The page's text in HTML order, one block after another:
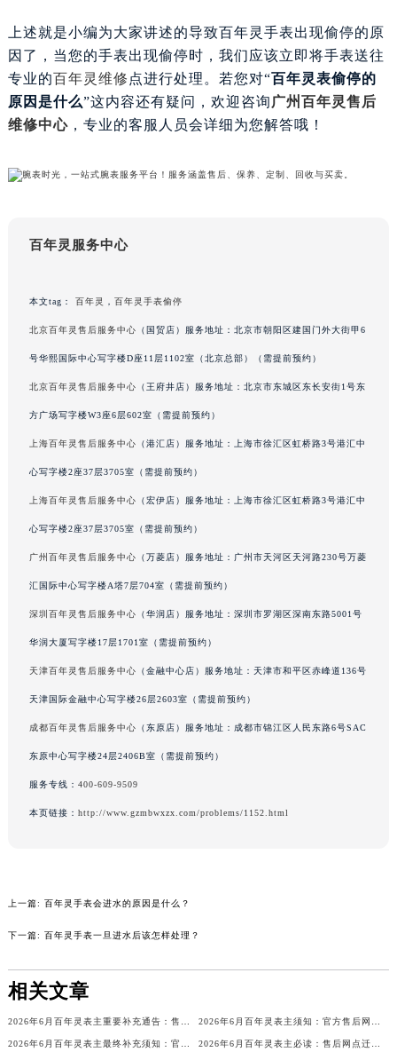
烟台市芝罘区胜利路139号万达金融中心A座907室（需提前预约）
长春市朝阳区西安大路727号中银大厦A座(旺进大厦)18层09室（需提前预约）
贵阳市南明区都司高架桥路33号亨特国际金融中心14楼14D（需提前预约）
昆明市盘龙区北京路928号同德昆明广场写字楼10层06室（需提前预约）
黑龙江省牡丹江市东安区太平路百年灵售后服务中心（需提前预约）
黑龙江省齐齐哈尔市龙沙区龙华路百年灵售后服务中心（需提前预约）
吉林省吉林市船营区河南街百年灵售后服务中心（需提前预约）
吉林省辽源市龙山区人民大街百年灵售后服务中心（需提前预约）
辽宁省鞍山市铁东区站前街百年灵售后服务中心（需提前预约）
辽宁省葫芦岛市连山区中央路百年灵售后服务中心（需提前预约）
辽宁省辽阳市白塔区新运大街百年灵售后服务中心（需提前预约）
辽宁省盘锦市兴隆台区石油大街百年灵售后服务中心（需提前预约）
上述就是小编为大家讲述的导致百年灵手表出现偷停的原
因了，当您的手表出现偷停时，我们应该立即将手表送往
专业的百年灵维修 点进行处理。若您对“百年灵表偷停的
原因是什么”这内容还有疑问，欢迎咨询 广州百年灵售后
维修中心，专业的客服人员会详细为您解答哦！
百年灵服务中心
本文tag： 百年灵 ， 百年灵手表偷停
北京百年灵售后服务中心 （国贸店）服务地址：北京市朝阳区建国门外大街甲6
号华熙国际中心写字楼D座11层1102室（北京总部）（需提前预约）
北京百年灵售后服务中心 （王府井店）服务地址：北京市东城区东长安街1号东
方广场写字楼W3座6层602室（需提前预约）
上海百年灵售后服务中心 （港汇店）服务地址：上海市徐汇区虹桥路3号港汇中
心写字楼2座37层3705室（需提前预约）
上海百年灵售后服务中心 （宏伊店）服务地址：上海市徐汇区虹桥路3号港汇中
心写字楼2座37层3705室（需提前预约）
广州百年灵售后服务中心 （万菱店）服务地址：广州市天河区天河路230号万菱
汇国际中心写字楼A塔7层704室（需提前预约）
深圳百年灵售后服务中心 （华润店）服务地址：深圳市罗湖区深南东路5001号
华润大厦写字楼17层1701室（需提前预约）
天津百年灵售后服务中心 （金融中心店）服务地址：天津市和平区赤峰道136号
天津国际金融中心写字楼26层2603室（需提前预约）
成都百年灵售后服务中心 （东原店）服务地址：成都市锦江区人民东路6号SAC
东原中心写字楼24层2406B室（需提前预约）
服务专线： 400-609-9509
本页链接： http://www.gzmbwxzx.com/problems/1152.html
上一篇: 百年灵手表会进水的原因是什么？
下一篇: 百年灵手表一旦进水后该怎样处理？
相关文章
2026年6月百年灵表主重要补充通告：售后网点搬迁与新增 2026年6月百年灵表主须知：官方售后网点迁移与新设
2026年6月百年灵表主最终补充须知：官方售后网点迁移与新设 2026年6月百年灵表主必读：售后网点迁移与新开业